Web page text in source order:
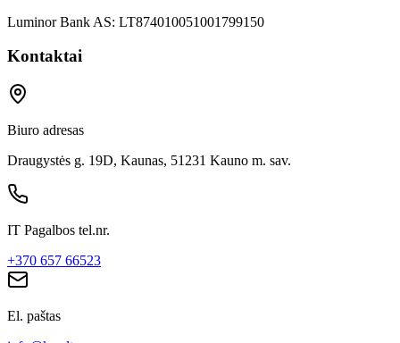
Luminor Bank AS: LT874010051001799150
Kontaktai
Biuro adresas
Draugystės g. 19D, Kaunas, 51231 Kauno m. sav.
IT Pagalbos tel.nr.
+370 657 66523
El. paštas